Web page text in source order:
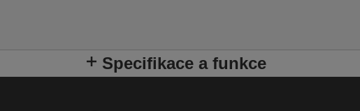
Specifikace a funkce